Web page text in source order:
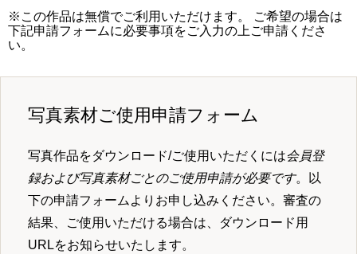
※この作品は無償でご利用いただけます。 ご希望の場合は
下記申請フォームに必要事項をご入力の上ご申請くださ
い。
写真素材ご使用申請フォーム
写真作品をダウンロード/ご使用いただくには会員登
録および写真素材ごとのご使用申請が必要です。以
下の申請フォームよりお申し込みください。審査の
結果、ご使用いただける場合は、ダウンロード用
URLをお知らせいたします。